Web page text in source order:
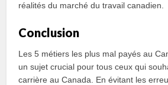
réalités du marché du travail canadien.
Conclusion
Les 5 métiers les plus mal payés au
un sujet crucial pour tous ceux qui
carrière au Canada. En évitant les